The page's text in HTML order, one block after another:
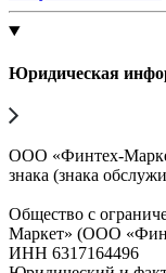
Юридическая
ООО «Финтех-
знака (знака
Общество с
Маркет» (ООО
ИНН 6317164496